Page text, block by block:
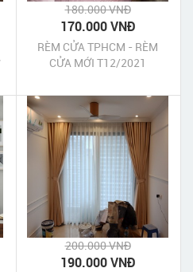
180.000 VNĐ
170.000 VNĐ
RÈM CỬA TPHCM - RÈM
CỬA MỚI T12/2021
200.000 VNĐ
190.000 VNĐ